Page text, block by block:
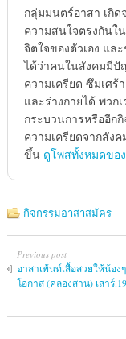
กลุ่มมนตร์อาสา เกิ
ความสนใจตรงกันใ
จิตใจของตัวเอง แล
ได้ว่าคนในสังคมมีปั
ความเครียด ซึมเศร้
และร่างกายได้ พวก
กระบวนการหรืออีก
ความเครียดจากสัง
ขึ้น ดูโพสทั้งหมดขอ
กิจกรรมอาสาสมัคร
Previous post
อาสาเพ้นท์เสื้อสวยให้น้อง
โอกาส (คลองสาน) เสาร์